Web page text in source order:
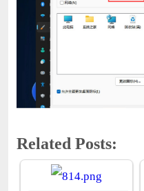
Related Posts: